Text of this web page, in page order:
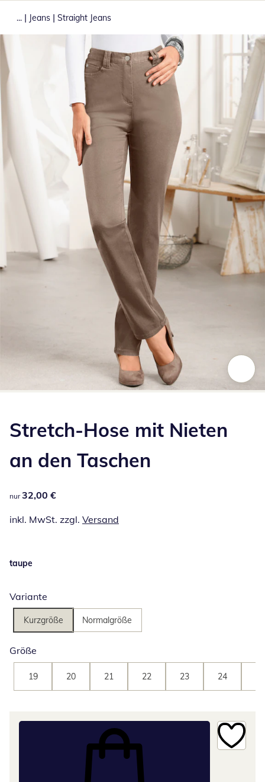
... | Jeans | Straight Jeans
Stretch-Hose mit Nieten
an den Taschen
32,00 €
nur 32,00 €
inkl. MwSt. zzgl. Versand
taupe
Variante
Kurzgröße Normalgröße
Größe
19 20 21 22 23 24